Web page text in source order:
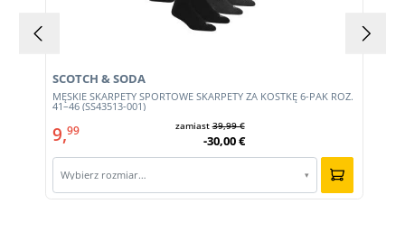
MĘSKIE SKARPETY SPORTOWE SKARPETY ZA KOSTKĘ 6-PAK ROZ.
41–46 (SS43513-001)
SCOTCH & SODA
9,99 zamiast39,99 €
-30,00 €
Wybierz rozmiar… ▾